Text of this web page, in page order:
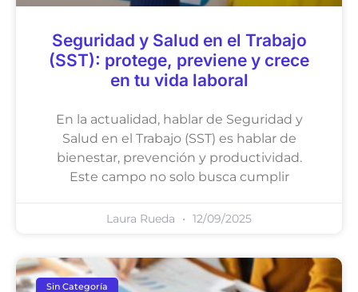
Seguridad y Salud en el Trabajo
(SST): protege, previene y crece
en tu vida laboral
En la actualidad, hablar de Seguridad y
Salud en el Trabajo (SST) es hablar de
bienestar, prevención y productividad.
Este campo no solo busca cumplir
Laura Rueda 12/09/2025
Sin Categoría